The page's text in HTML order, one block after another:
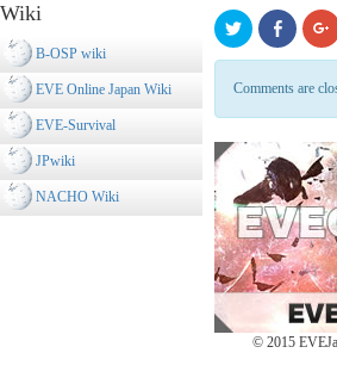
Wiki
B-OSP wiki
EVE Online Japan Wiki
EVE-Survival
JPwiki
NACHO Wiki
ク
リ
し
て
共
(新
し
い
ウ
ィ
ン
ド
ウ
で
開
す)
Click
to
(新
ン
ド
ウ
で
開
き
ま
す)
Comments are
© 2015